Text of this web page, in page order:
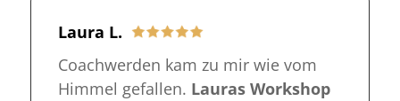
Laura L.
Coachwerden kam zu mir wie vom
Himmel gefallen. Lauras Workshop